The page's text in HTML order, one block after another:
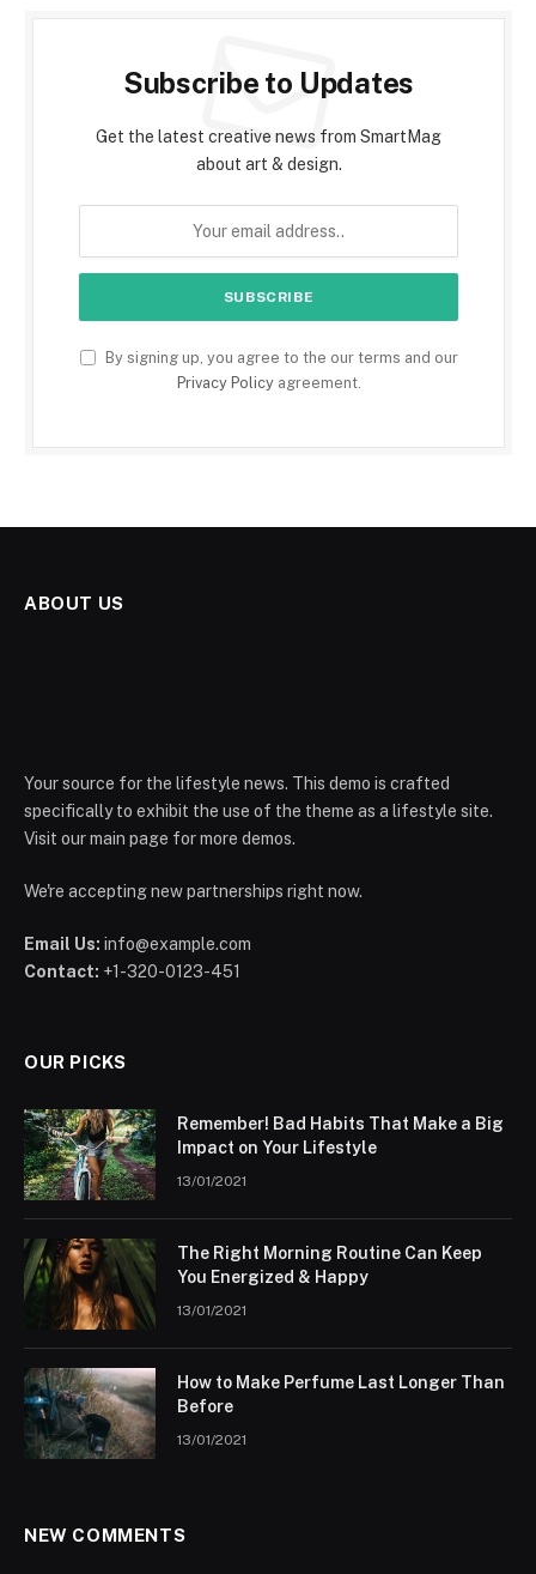
Subscribe to Updates
Get the latest creative news from SmartMag
about art & design.
By signing up, you agree to the our terms and our
Privacy Policyagreement.
ABOUT US
Your source for the lifestyle news. This demo is crafted
specifically to exhibit the use of the theme as a lifestyle site.
Visit our main page for more demos.
We're accepting new partnerships right now.
Email Us: info@example.com
Contact: +1-320-0123-451
OUR PICKS
Remember! Bad Habits That Make a Big
Impact on Your Lifestyle
13/01/2021
The Right Morning Routine Can Keep
You Energized & Happy
13/01/2021
How to Make Perfume Last Longer Than
Before
13/01/2021
NEW COMMENTS